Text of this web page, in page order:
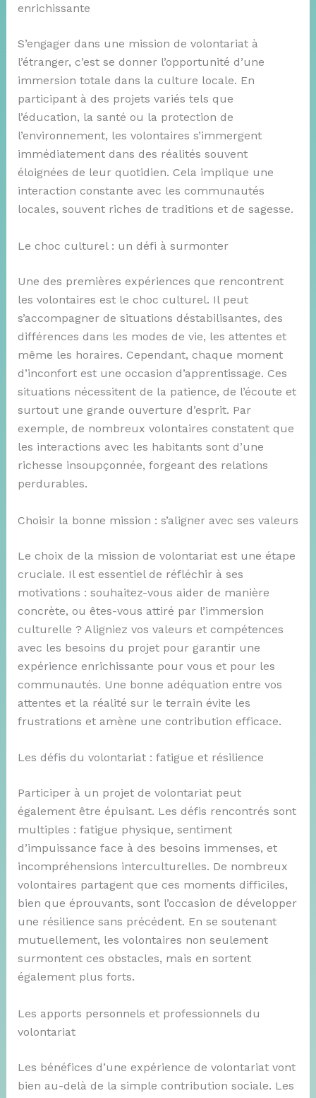
enrichissante
S’engager dans une mission de volontariat à
l’étranger, c’est se donner l’opportunité d’une
immersion totale dans la culture locale. En
participant à des projets variés tels que
l’éducation, la santé ou la protection de
l’environnement, les volontaires s’immergent
immédiatement dans des réalités souvent
éloignées de leur quotidien. Cela implique une
interaction constante avec les communautés
locales, souvent riches de traditions et de sagesse.
Le choc culturel : un défi à surmonter
Une des premières expériences que rencontrent
les volontaires est le choc culturel. Il peut
s’accompagner de situations déstabilisantes, des
différences dans les modes de vie, les attentes et
même les horaires. Cependant, chaque moment
d’inconfort est une occasion d’apprentissage. Ces
situations nécessitent de la patience, de l’écoute et
surtout une grande ouverture d’esprit. Par
exemple, de nombreux volontaires constatent que
les interactions avec les habitants sont d’une
richesse insoupçonnée, forgeant des relations
perdurables.
Choisir la bonne mission : s’aligner avec ses valeurs
Le choix de la mission de volontariat est une étape
cruciale. Il est essentiel de réfléchir à ses
motivations : souhaitez-vous aider de manière
concrète, ou êtes-vous attiré par l’immersion
culturelle ? Aligniez vos valeurs et compétences
avec les besoins du projet pour garantir une
expérience enrichissante pour vous et pour les
communautés. Une bonne adéquation entre vos
attentes et la réalité sur le terrain évite les
frustrations et amène une contribution efficace.
Les défis du volontariat : fatigue et résilience
Participer à un projet de volontariat peut
également être épuisant. Les défis rencontrés sont
multiples : fatigue physique, sentiment
d’impuissance face à des besoins immenses, et
incompréhensions interculturelles. De nombreux
volontaires partagent que ces moments difficiles,
bien que éprouvants, sont l’occasion de développer
une résilience sans précédent. En se soutenant
mutuellement, les volontaires non seulement
surmontent ces obstacles, mais en sortent
également plus forts.
Les apports personnels et professionnels du
volontariat
Les bénéfices d’une expérience de volontariat vont
bien au-delà de la simple contribution sociale. Les